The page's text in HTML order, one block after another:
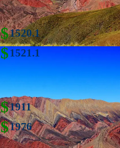
$1520.1
$1521.1
$1911
$1976